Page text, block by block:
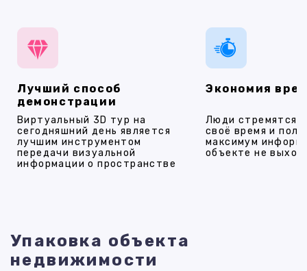
Лучший способ
демонстрации
Виртуальный 3D тур на
сегодняшний день является
лучшим инструментом
передачи визуальной
информации о пространстве
Экономия
Люди стремятся
своё время и
максимум
объекте не
Упаковка объекта
недвижимости